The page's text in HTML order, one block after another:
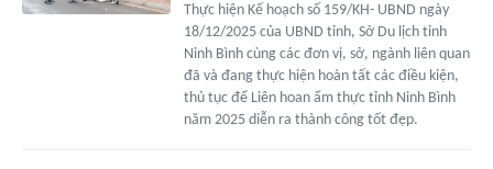
Thực hiện Kế hoạch số 159/KH- UBND ngày
18/12/2025 của UBND tỉnh, Sở Du lịch tỉnh
Ninh Bình cùng các đơn vị, sở, ngành liên quan
đã và đang thực hiện hoàn tất các điều kiện,
thủ tục để Liên hoan ẩm thực tỉnh Ninh Bình
năm 2025 diễn ra thành công tốt đẹp.